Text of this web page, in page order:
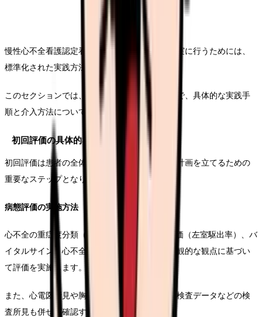
慢性心不全看護認定看護師による診療報酬を確実に行うためには、
標準化された実践方法の確立が重要です。
このセクションでは、初回評価から継続支援まで、具体的な実践手
順と介入方法について解説します。
初回評価の具体的な手順と評価項目
初回評価は患者の全体像を把握し、適切な介入計画を立てるための
重要なステップとなります。
病態評価の実施方法
心不全の重症度分類（NYHA分類）、心機能評価（左室駆出率）、バ
イタルサイン、心不全増悪の繰り返しなど、客観的な観点に基づい
て評価を実施します。
また、心電図所見や胸部レントゲン所見、血液検査データなどの検
査所見も併せて確認することが必要です。